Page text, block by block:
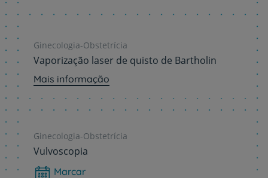
Ginecologia-Obstetrícia
Vaporização laser de quisto de Bartholin
Mais informação
Ginecologia-Obstetrícia
Vulvoscopia
Marcar